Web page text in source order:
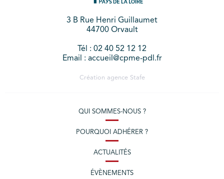
3 B Rue Henri Guillaumet
44700 Orvault
Tél : 02 40 52 12 12
Email : accueil@cpme-pdl.fr
Création agence Stafe
QUI SOMMES-NOUS ?
POURQUOI ADHÉRER ?
ACTUALITÉS
ÉVÈNEMENTS